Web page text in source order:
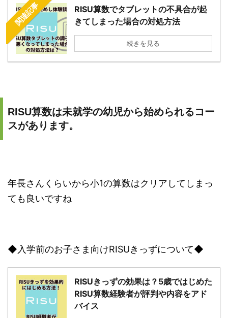
関連記事
RISU算数でタブレットの不具合が起
きてしまった場合の対処方法
続きを見る
RISU算数は未就学の幼児から始められるコー
スがあります。
年長さんくらいから小1の算数はクリアしてしまっ
ても良いですね
◆入学前のお子さま向けRISUきっずについて◆
RISUきっずの効果は？5歳ではじめた
RISU算数経験者が評判や内容をアド
バイス